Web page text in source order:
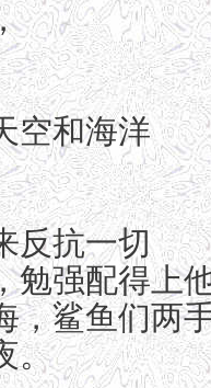
空和海洋
反抗一切
勉强配得上
，鲨鱼们两
。